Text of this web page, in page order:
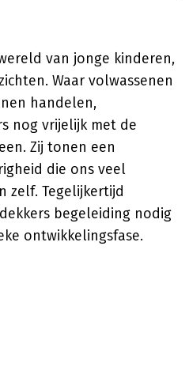
van jonge kinderen,
Waar volwassenen
handelen,
nog vrijelijk met de
Zij tonen een
die ons veel
zelf. Tegelijkertijd
begeleiding nodig
ontwikkelingsfase.